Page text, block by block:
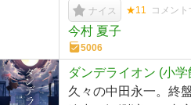
ナイス ★11 コメン
今村 夏子
5006
ダンデライオン (小
久々の中田永一。終